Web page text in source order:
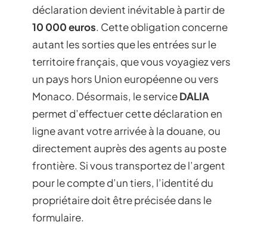
déclaration devient inévitable à partir de
10 000 euros. Cette obligation concerne
autant les sorties que les entrées sur le
territoire français, que vous voyagiez vers
un pays hors Union européenne ou vers
Monaco. Désormais, le serviceDALIA
permet d’effectuer cette déclaration en
ligne avant votre arrivée à la douane, ou
directement auprès des agents au poste
frontière. Si vous transportez de l’argent
pour le compte d’un tiers, l’identité du
propriétaire doit être précisée dans le
formulaire.